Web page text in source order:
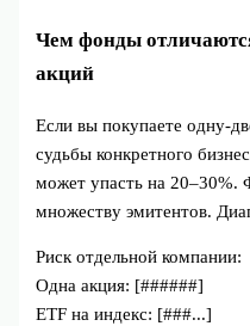
Чем фонды
акций
Если вы покупаете одну-
судьбы конкретного
может упасть на 20–30%.
множеству эмитентов.
Риск отдельной компании:
Одна акция: [######]
ETF на индекс: [###...]